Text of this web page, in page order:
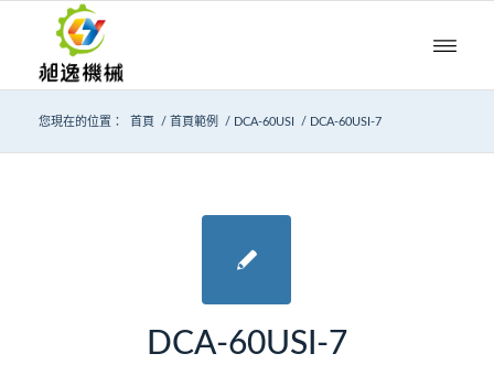
您現在的位置： 首頁 / 首頁範例 / DCA-60USI / DCA-60USI-7
DCA-60USI-7